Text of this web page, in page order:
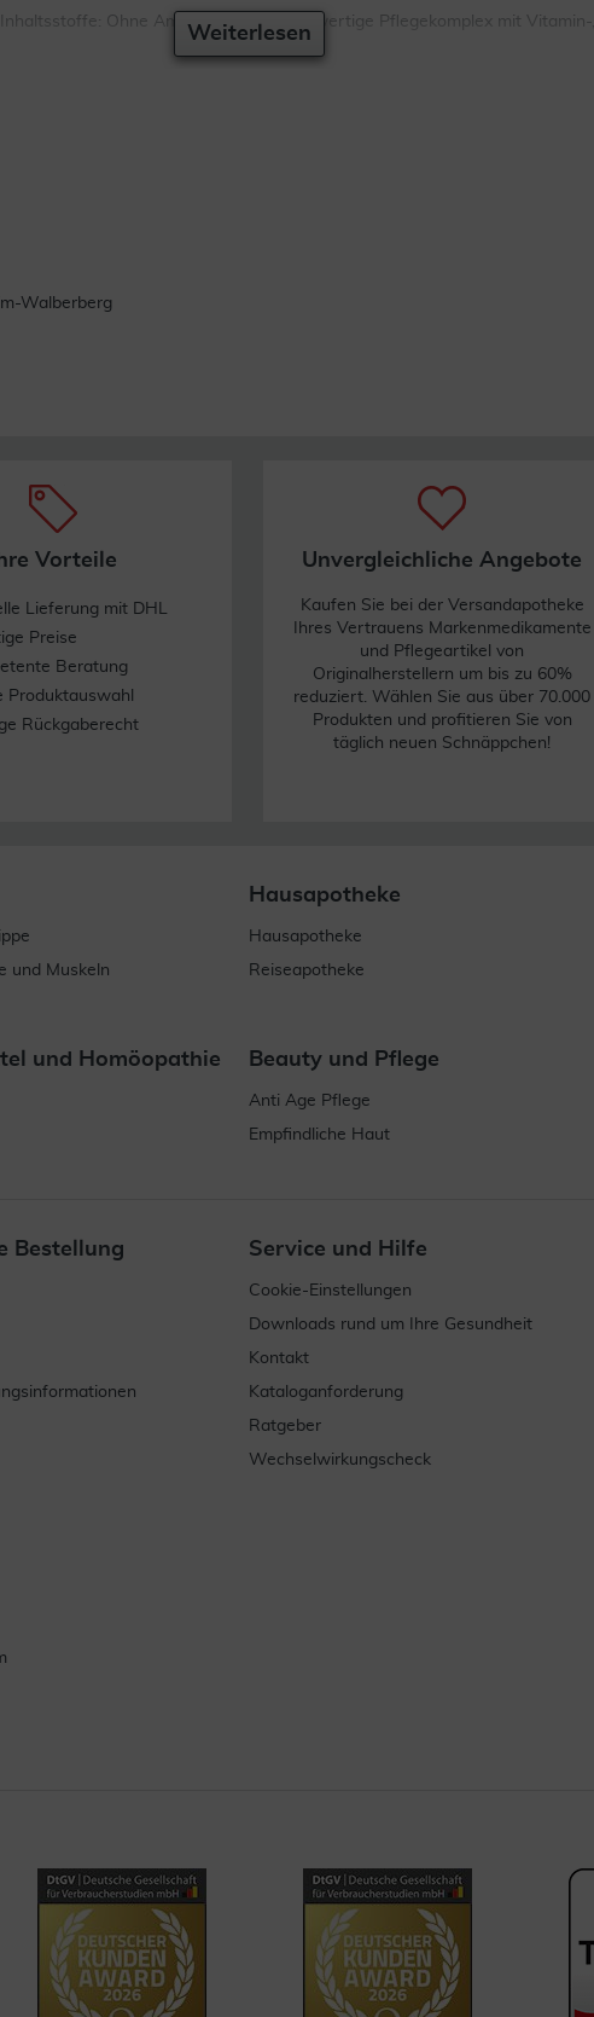
Ohne Ammoniak. Der hochwertige Pflegekomplex mit
Weiterlesen
Walberberg
Ihre Vorteile
Lieferung mit DHL
Preise
Beratung
Produktauswahl
Rückgaberecht
Unvergleichliche Angebote
Kaufen Sie bei der Versandapotheke
Ihres Vertrauens Markenmedikamente
und Pflegeartikel von
Originalherstellern um bis zu 60%
reduziert. Wählen Sie aus über 70.000
Produkten und profitieren Sie von
täglich neuen Schnäppchen!
und Muskeln
Hausapotheke
Hausapotheke
Reiseapotheke
und Homöopathie Beauty und Pflege
Anti Age Pflege
Empfindliche Haut
Bestellung Service und Hilfe
Cookie-Einstellungen
Downloads rund um Ihre Gesundheit
Kontakt
Kataloganforderung
Ratgeber
Wechselwirkungscheck